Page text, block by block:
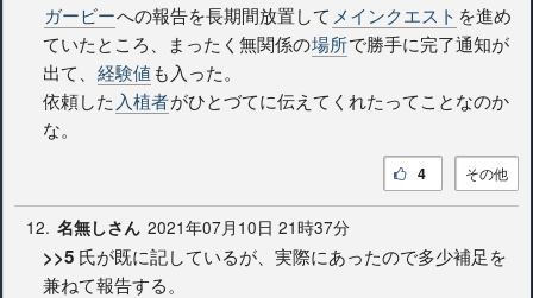
ガービーへの報告を長期間放置して メインクエスト を進め
ていたところ、まったく無関係の場所で勝手に完了通知が
出て、 経験値 も入った。
依頼した 入植者がひとづてに伝えてくれたってことなのか
な。
その他
4
12. 名無しさん 2021年07月10日 21時37分
>>5 氏が既に記しているが、実際にあったので多少補足を
兼ねて報告する。